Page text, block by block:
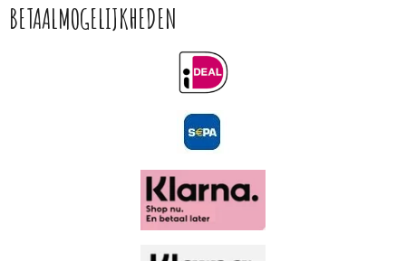
BETAALMOGELIJKHEDEN